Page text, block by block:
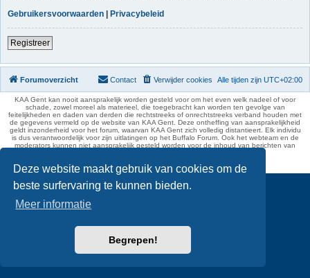
Deze website maakt gebruik van cookies om de
beste surfervaring te kunnen bieden.
Meer informatie
Begrepen!
Gebruikersvoorwaarden | Privacybeleid
Registreer
Forumoverzicht Alle tijden zijn UTC+02:00
Verwijder cookies
Contact
KAA Gent kan nooit aansprakelijk worden gesteld voor om het even welk nadeel of voor
schade, zowel moreel als materieel, die toegebracht kan worden ten gevolge van
feitelijkheden en daden van derden die rechtstreeks of onrechtstreeks verband houden met
de gegevens vermeld op de website van KAA Gent. Deze ontheffing van aansprakelijkheid
geldt inzonderheid voor het forum, waarvan KAA Gent zich volledig distantieert. Elk individu
is dus verantwoordelijk voor zijn uitlatingen op het Buffalo Forum. Ook het webteam en de
moderators kunnen niet aansprakelijk gesteld worden voor de inhoud van berichten van